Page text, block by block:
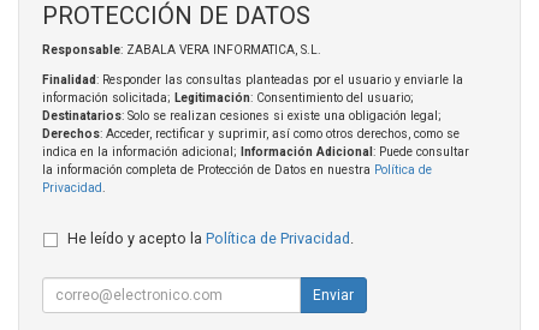
PROTECCIÓN DE DATOS
Responsable: ZABALA VERA INFORMATICA, S.L.
Finalidad: Responder las consultas planteadas por el usuario y enviarle la
información solicitada; Legitimación: Consentimiento del usuario;
Destinatarios: Solo se realizan cesiones si existe una obligación legal;
Derechos: Acceder, rectificar y suprimir, así como otros derechos, como se
indica en la información adicional;
Información Adicional : Puede consultar
la información completa de Protección de Datos en nuestra Política de
Privacidad
He leído y acepto la Política de Privacidad
Enviar